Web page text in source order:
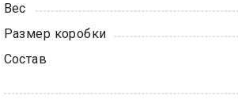
Вес
Размер коробки
Состав